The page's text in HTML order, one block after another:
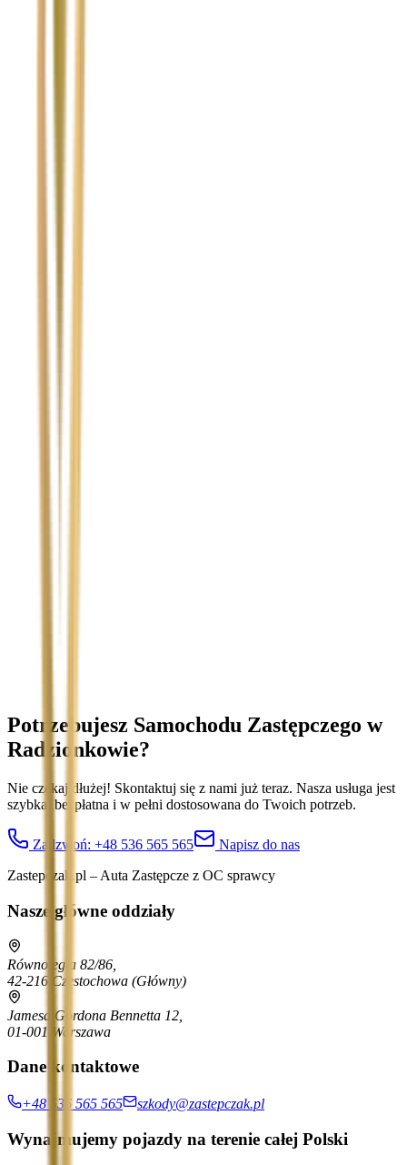
Potrzebujesz Samochodu Zastępczego w
Radzionkowie?
Nie czekaj dłużej! Skontaktuj się z nami już teraz. Nasza usługa jest
szybka, bezpłatna i w pełni dostosowana do Twoich potrzeb.
Zadzwoń: +48 536 565 565
Napisz do nas
Zastepczak.pl – Auta Zastępcze z OC sprawcy
Nasze główne oddziały
Równoległa 82/86,
42-216 Częstochowa (Główny)
Jamesa Gordona Bennetta 12,
01-001 Warszawa
Dane kontaktowe
+48 536 565 565 szkody@zastepczak.pl
Wynajmujemy pojazdy na terenie całej Polski